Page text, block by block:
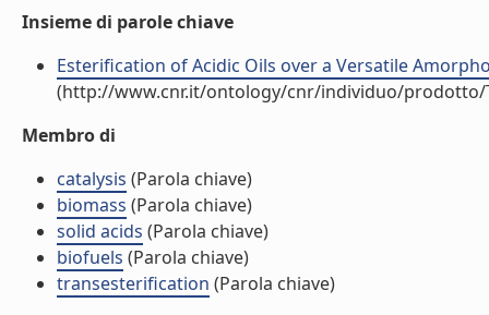
Insieme di parole chiave
Esterification of Acidic Oils over a Versatile
(http://www.cnr.it/ontology/cnr/individuo/prodotto/
Membro di
catalysis (Parola chiave)
biomass (Parola chiave)
solid acids (Parola chiave)
biofuels (Parola chiave)
transesterification (Parola chiave)